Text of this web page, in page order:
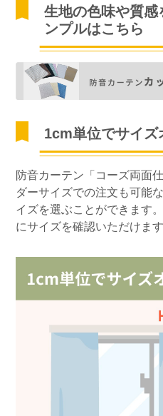
生地の色味や質
ンプルはこちら
1cm単位でサイズ
防音カーテン「コーズ両面
ダーサイズでの注文も可能
イズを選ぶことができます
にサイズを確認いただけます